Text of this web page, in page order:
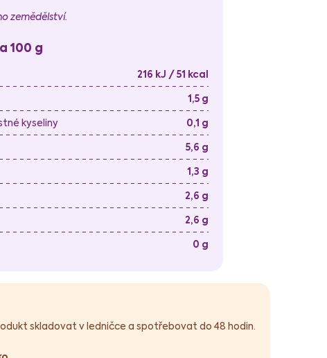
zemědělství.
100 g
216 kJ / 51 kcal
1,5 g
kyseliny
0,1 g
5,6 g
1,3 g
2,6 g
2,6 g
0 g
skladovat v ledničce a spotřebovat do 48 hodin.